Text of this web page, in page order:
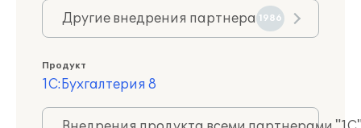
Другие внедрения партнера 1986
Продукт
1С:Бухгалтерия 8